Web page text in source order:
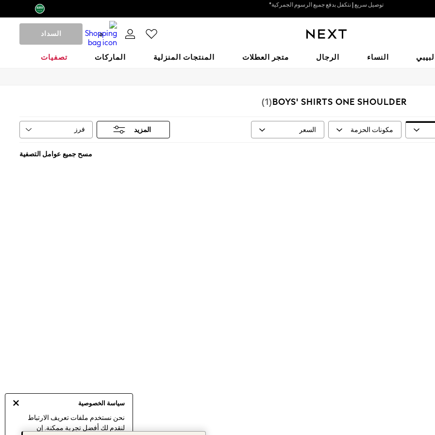
0 السداد
البيبي النساء الرجال متجر العطلات المنتجات المنزلية الماركات تصفيات
سياسة الخصوصية
نحن نستخدم ملفات تعريف الارتباط
لنقدم لك أفضل تجربة ممكنة. إن
BOYS' SHIRTS ONE SHOULDER
(1)
مكونات الحزمة السعر المزيد فرز
مسح جميع عوامل التصفية